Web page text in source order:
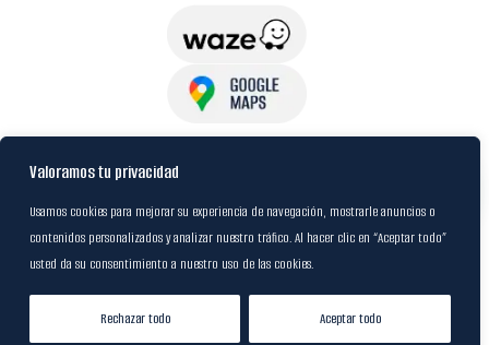
Valoramos tu privacidad
Usamos cookies para mejorar su experiencia de navegación, mostrarle anuncios o
contenidos personalizados y analizar nuestro tráfico. Al hacer clic en “Aceptar todo”
usted da su consentimiento a nuestro uso de las cookies.
Rechazar todo Aceptar todo
USuarios
Política de Datos
Certificación FSC